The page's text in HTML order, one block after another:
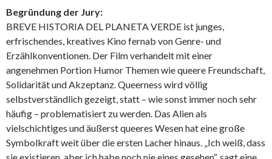
Begründung der Jury:
BREVE HISTORIA DEL PLANETA VERDE ist junges,
erfrischendes, kreatives Kino fernab von Genre- und
Erzählkonventionen. Der Film verhandelt mit einer
angenehmen Portion Humor Themen wie queere Freundschaft,
Solidarität und Akzeptanz. Queerness wird völlig
selbstverständlich gezeigt, statt – wie sonst immer noch sehr
häufig – problematisiert zu werden. Das Alien als
vielschichtiges und äußerst queeres Wesen hat eine große
Symbolkraft weit über die ersten Lacher hinaus. „Ich weiß, dass